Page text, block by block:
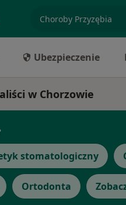
Ubezpieczenie
w Chorzowie
stomatologiczny
Ortodonta